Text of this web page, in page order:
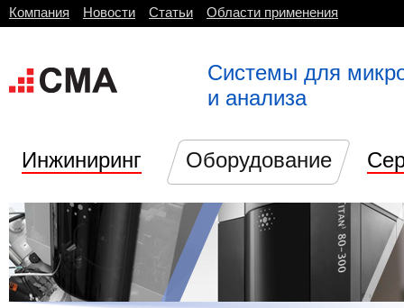
Компания Новости Статьи Области применения
Системы для
и анализа
Инжиниринг Оборудование